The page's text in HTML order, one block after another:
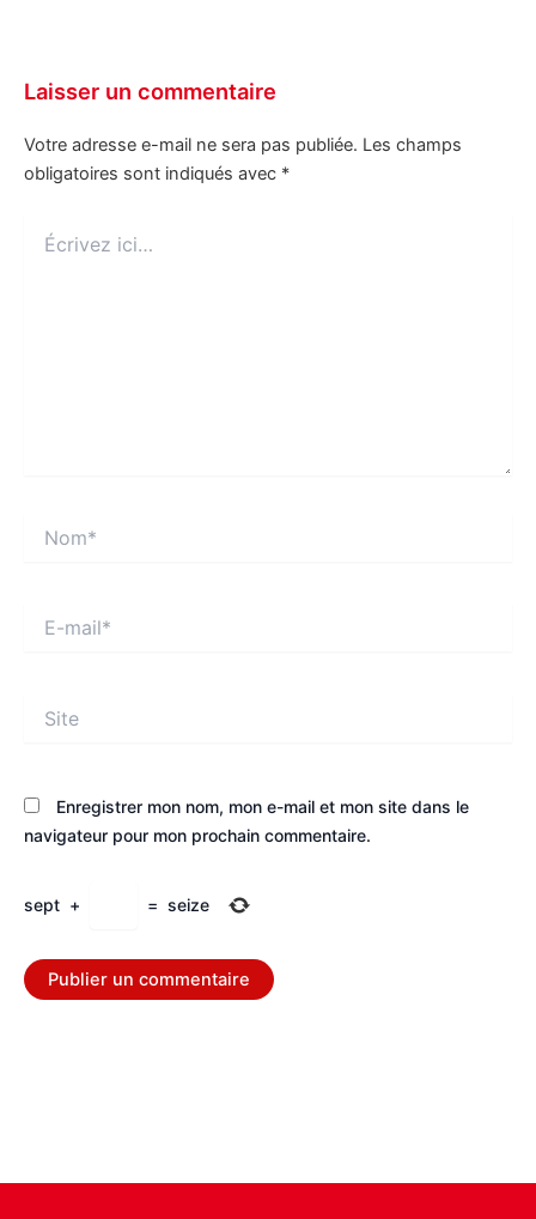
Laisser un commentaire
Votre adresse e-mail ne sera pas publiée. Les champs
obligatoires sont indiqués avec *
ici…
mail*
Enregistrer mon nom, mon e-mail et mon site dans le
navigateur pour mon prochain commentaire.
sept + = seize